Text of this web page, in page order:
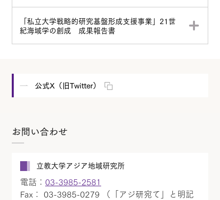
「私立大学戦略的研究基盤形成支援事業」21世
紀海域学の創成 成果報告書
公式X（旧Twitter）
お問い合わせ
立教大学アジア地域研究所
電話： 03-3985-2581
Fax： 03-3985-0279 （「アジ研宛て」と明記